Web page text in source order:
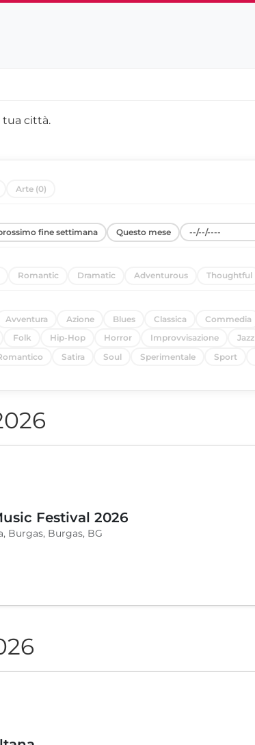
tua città.
Arte (0)
fine settimana Questo mese
Romantic Dramatic Adventurous Thoughtful
Avventura Azione Blues Classica Commedia
Folk Hip-Hop Horror Improvvisazione Jazz
Satira Soul Sperimentale Sport
Festival 2026
Burgas, Burgas, BG